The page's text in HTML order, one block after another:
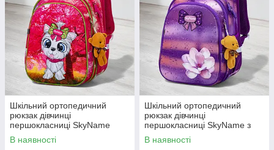
Шкільний ортопедичний
рюкзак дівчинці
першокласниці SkyName
рожевий з собачкою/
Водонепроникний портфель
В наявності
Шкільний ортопедичний
рюкзак дівчинці
першокласниці SkyName з
квіткою/ Маленький
водонепроникний портфель
В наявності